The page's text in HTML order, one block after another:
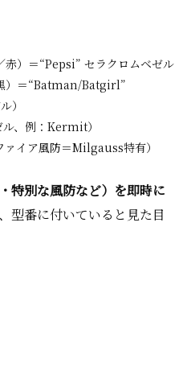
）＝“Pepsi” セラクロムベゼル
）＝“Batman/Batgirl”
）
、例：Kermit）
イア風防＝Milgauss特有）
特別な風防など）を即時に
型番に付いていると見た目